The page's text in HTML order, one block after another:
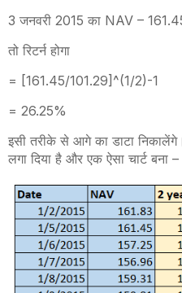
3 जनवरी 2015 का NAV –
तो रिटर्न होगा
= [161.45/101.29]^(1/2)-1
= 26.25%
इसी तरीके से आगे का डाटा
लगा दिया है और एक ऐसा चार्ट बना –